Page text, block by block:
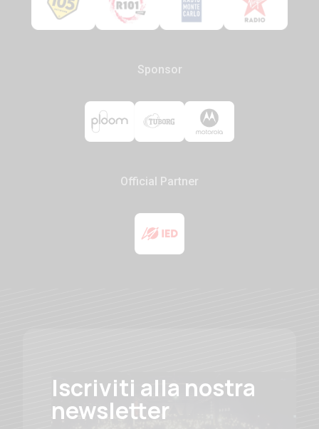
Sponsor
Official Partner
Iscriviti alla nostra
newsletter